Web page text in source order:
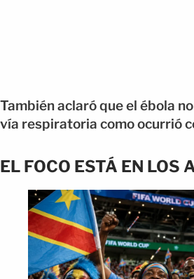
También aclaró que el ébola
vía respiratoria como ocurrió
EL FOCO ESTÁ EN LOS